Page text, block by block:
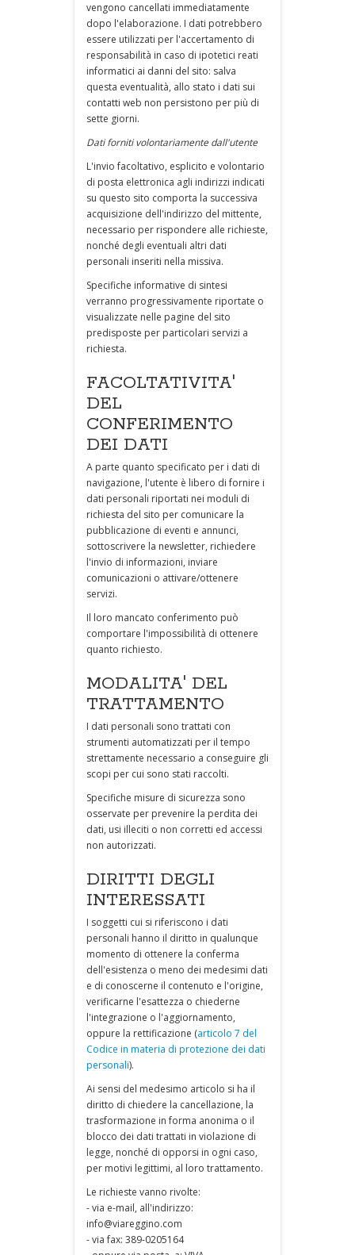
vengono cancellati immediatamente
dopo l'elaborazione. I dati potrebbero
essere utilizzati per l'accertamento di
responsabilità in caso di ipotetici reati
informatici ai danni del sito: salva
questa eventualità, allo stato i dati sui
contatti web non persistono per più di
sette giorni.
Dati forniti volontariamente dall'utente
L'invio facoltativo, esplicito e volontario
di posta elettronica agli indirizzi indicati
su questo sito comporta la successiva
acquisizione dell'indirizzo del mittente,
necessario per rispondere alle richieste,
nonché degli eventuali altri dati
personali inseriti nella missiva.
Specifiche informative di sintesi
verranno progressivamente riportate o
visualizzate nelle pagine del sito
predisposte per particolari servizi a
richiesta.
FACOLTATIVITA'
DEL
CONFERIMENTO
DEI DATI
A parte quanto specificato per i dati di
navigazione, l'utente è libero di fornire i
dati personali riportati nei moduli di
richiesta del sito per comunicare la
pubblicazione di eventi e annunci,
sottoscrivere la newsletter, richiedere
l'invio di informazioni, inviare
comunicazioni o attivare/ottenere
servizi.
Il loro mancato conferimento può
comportare l'impossibilità di ottenere
quanto richiesto.
MODALITA' DEL
TRATTAMENTO
I dati personali sono trattati con
strumenti automatizzati per il tempo
strettamente necessario a conseguire gli
scopi per cui sono stati raccolti.
Specifiche misure di sicurezza sono
osservate per prevenire la perdita dei
dati, usi illeciti o non corretti ed accessi
non autorizzati.
DIRITTI DEGLI
INTERESSATI
I soggetti cui si riferiscono i dati
personali hanno il diritto in qualunque
momento di ottenere la conferma
dell'esistenza o meno dei medesimi dati
e di conoscerne il contenuto e l'origine,
verificarne l'esattezza o chiederne
l'integrazione o l'aggiornamento,
oppure la rettificazione (articolo 7 del
Codice in materia di protezione dei dati
personali).
Ai sensi del medesimo articolo si ha il
diritto di chiedere la cancellazione, la
trasformazione in forma anonima o il
blocco dei dati trattati in violazione di
legge, nonché di opporsi in ogni caso,
per motivi legittimi, al loro trattamento.
Le richieste vanno rivolte:
- via e-mail, all'indirizzo:
info@viareggino.com
- via fax: 389-0205164